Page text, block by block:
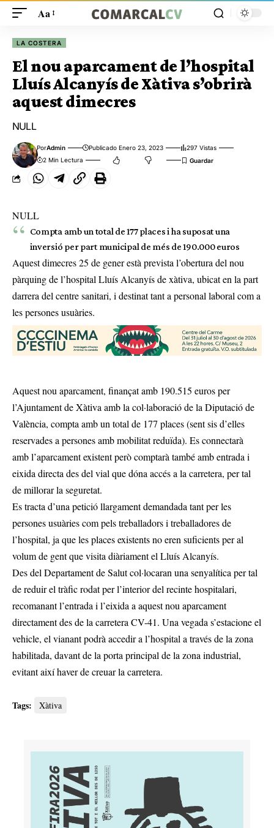
Aa
LA COSTERA
El nou aparcament de l’hospital
Lluís Alcanyís de Xàtiva s’obrirà
aquest dimecres
NULL
PorAdmin Publicado Enero 23, 2023
297 Vistas
2 Min Lectura
NULL
Compta amb un total de 177 places i ha suposat una
inversió per part municipal de més de 190.000 euros
Aquest dimecres 25 de gener està prevista l’obertura del nou
pàrquing de l’hospital Lluís Alcanyís de xàtiva, ubicat en la part
darrera del centre sanitari, i destinat tant a personal laboral com a
les persones usuàries.
Aquest nou aparcament, finançat amb 190.515 euros per
l’Ajuntament de Xàtiva amb la col·laboració de la Diputació de
València, compta amb un total de 177 places (sent sis d’elles
reservades a persones amb mobilitat reduïda). Es connectarà
amb l’aparcament existent però comptarà també amb entrada i
eixida directa des del vial que dóna accés a la carretera, per tal
de millorar la seguretat.
Es tracta d’una petició llargament demandada tant per les
persones usuàries com pels treballadors i treballadores de
l’hospital, ja que les places existents no eren suficients per al
volum de gent que visita diàriament el Lluís Alcanyís.
Des del Departament de Salut col·locaran una senyalítica per tal
de reduir el tràfic rodat per l’interior del recinte hospitalari,
recomanant l’entrada i l’eixida a aquest nou aparcament
directament des de la carretera CV-41. Una vegada s’estacione el
vehicle, el vianant podrà accedir a l’hospital a través de la zona
habilitada, davant de la porta principal de la zona industrial,
evitant així haver de creuar la carretera.
Tags: Xàtiva